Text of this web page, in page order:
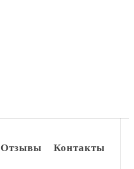
Отзывы Контакты